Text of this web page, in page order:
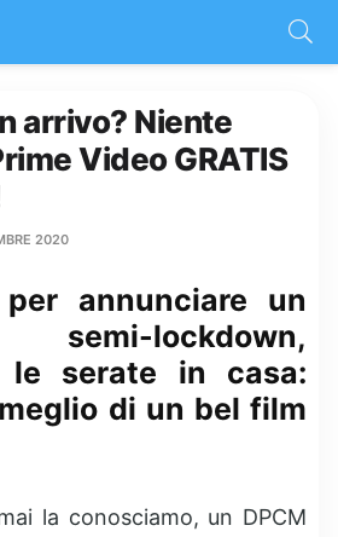
arrivo? Niente
Video GRATIS
2020
annunciare un
lockdown,
le serate in casa:
di un bel film
la conosciamo, un DPCM